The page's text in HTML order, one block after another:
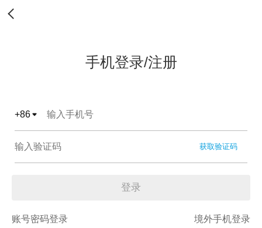
手机登录/注册
+86
获取验证码
登录
账号密码登录 境外手机登录